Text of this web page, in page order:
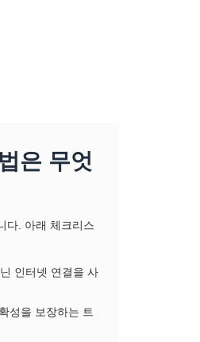
은 무엇
다. 아래 체크리스
인터넷 연결을 사
성을 보장하는 트